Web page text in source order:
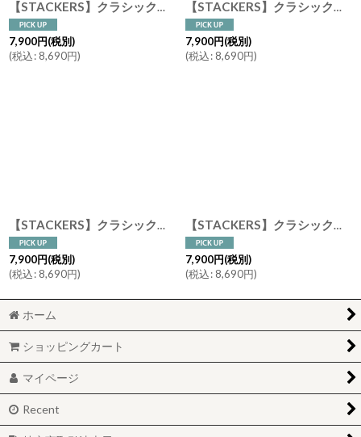
【STACKERS】クラシック ドロワー ジュエリーケース ３sec ディープ オートミール Oatmeal 引き出し スタッカーズ
7,900円(税別)
(税込: 8,690円)
【STACKERS】クラシック ドロワー ジュエリーケース 3 sec ディープ ペブル ホワイト Pebble White 引き出し スタッカーズ
7,900円(税別)
(税込: 8,690円)
【STACKERS】クラシック ドロワー ジュエリーケース ３sec ディープ ブラッシュ ピンク Blush Pink 引き出し スタッカーズ
7,900円(税別)
(税込: 8,690円)
【STACKERS】クラシック ドロワー ジュエリーケース ３sec ディープ トープ グレージュ Taupe 引き出し スタッカーズ
7,900円(税別)
(税込: 8,690円)
ホーム
ショッピングカート
マイページ
Recent